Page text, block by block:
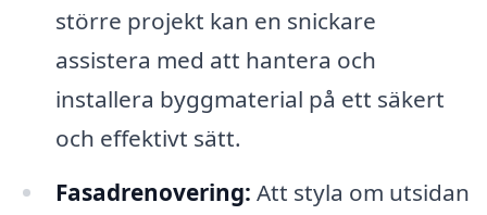
större projekt kan en snickare
assistera med att hantera och
installera byggmaterial på ett säkert
och effektivt sätt.
Fasadrenovering: Att styla om utsidan